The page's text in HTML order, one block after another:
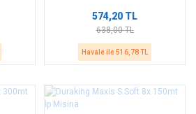
574,20 TL
638,00 TL
Havale ile 516,78 TL